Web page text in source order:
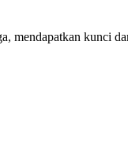
mendapatkan kunci